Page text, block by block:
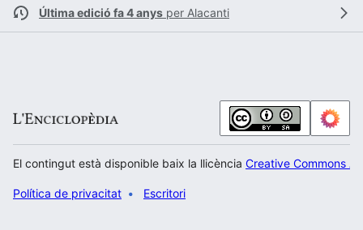
Última edició fa 4 anys per Alacanti
El contingut està disponible baix la llicència Creative Commons
Política de privacitat Escritori